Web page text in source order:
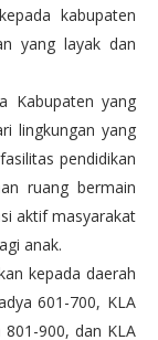
kabupaten
yang layak dan
Kabupaten yang
lingkungan yang
pendidikan
ruang bermain
aktif masyarakat
anak.
kepada daerah
601-700, KLA
900, dan KLA